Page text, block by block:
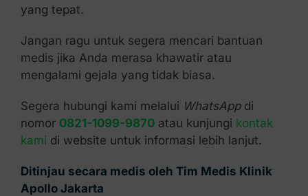
yang tepat.
Jangan ragu untuk segera mencari bantuan
medis jika Anda merasa khawatir atau
mengalami gejala yang tidak biasa.
Segera hubungi kami melalui WhatsAppdi
nomor 0821-1099-9870atau kunjungi kontak
kami di website untuk informasi lebih lanjut.
Ditinjau secara medis oleh Tim Medis Klinik
Apollo Jakarta